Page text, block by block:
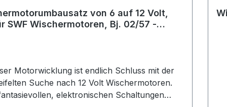
von 6 auf 12 Volt,
SWF Wischermotoren, Bj. 02/57 -
Motorwicklung ist endlich Schluss mit der
Suche nach 12 Volt Wischermotoren.
elektronischen Schaltungen